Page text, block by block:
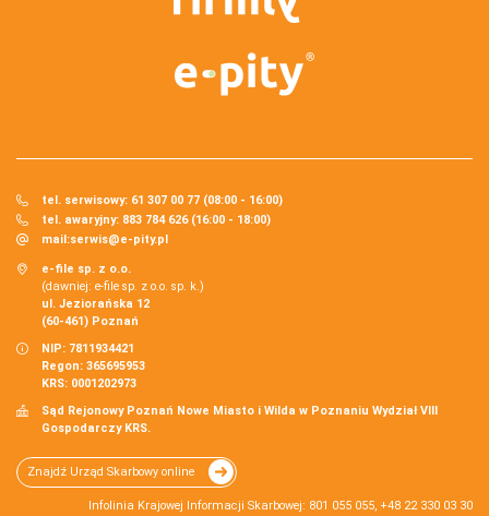
tel. serwisowy: 61 307 00 77 (08:00 - 16:00)
tel. awaryjny: 883 784 626 (16:00 - 18:00)
mail:serwis@e-pity.pl
e-file sp. z o.o.
(dawniej: e-file sp. z o.o. sp. k.)
ul. Jeziorańska 12
(60-461) Poznań
NIP: 7811934421
Regon: 365695953
KRS: 0001202973
Sąd Rejonowy Poznań Nowe Miasto i Wilda w Poznaniu Wydział VIII
Gospodarczy KRS.
Znajdź Urząd Skarbowy online
Infolinia Krajowej Informacji Skarbowej: 801 055 055, +48 22 330 03 30